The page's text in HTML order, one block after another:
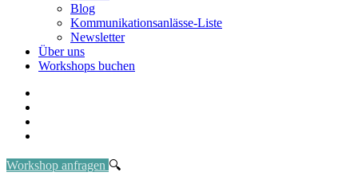
Blog
Kommunikationsanlässe-Liste
Newsletter
Über uns
Workshops buchen
Workshop anfragen